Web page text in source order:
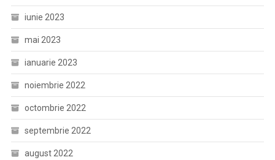
iunie 2023
mai 2023
ianuarie 2023
noiembrie 2022
octombrie 2022
septembrie 2022
august 2022